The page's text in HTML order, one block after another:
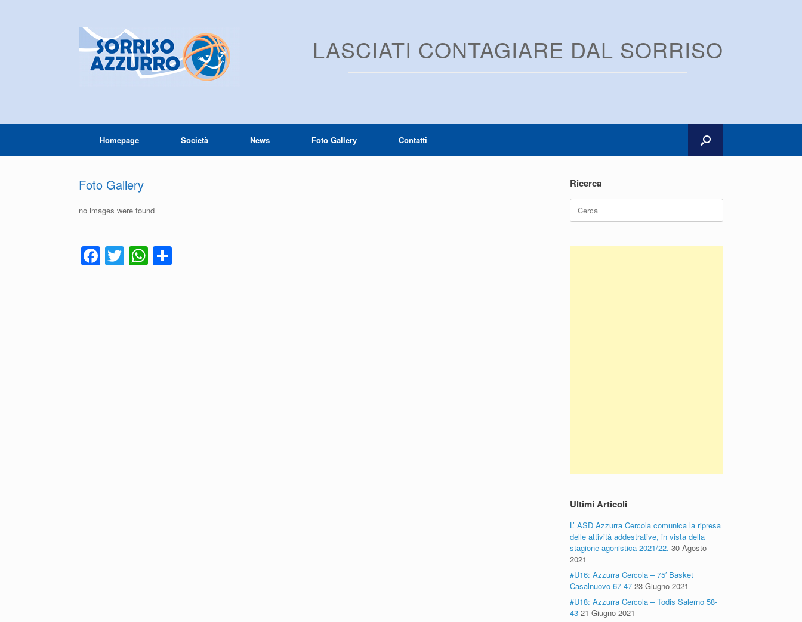
LASCIATI CONTAGIARE DAL SORRISO
Homepage Società News Foto Gallery Contatti
Foto Gallery
no images were found
F
a
T
wi
W
h
Ricerca
Ricerca
per:
Ultimi Articoli
L’ ASD Azzurra Cercola comunica la ripresa
delle attività addestrative, in vista della
stagione agonistica 2021/22. 30 Agosto
2021
#U16: Azzurra Cercola – 75′ Basket
Casalnuovo 67-47 23 Giugno 2021
#U18: Azzurra Cercola – Todis Salerno 58-
43 21 Giugno 2021